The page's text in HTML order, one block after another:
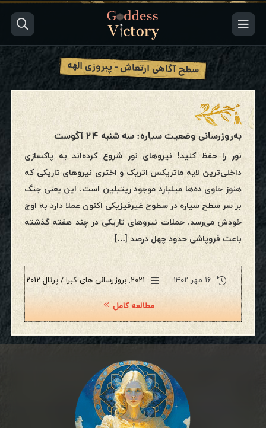
سطح آگاهی ارتعاش - پیروزی الهه
به‌روزرسانی وضعیت سیاره: سه شنبه ۲۴ آگوست
نور را حفظ کنید! نیروهای نور شروع کرده‌اند به پاکسازی
داخلی‌ترین لایه ماتریکس اتریک و اختری نیروهای تاریکی که
هنوز حاوی ده‌ها میلیارد موجود رپتیلین است. این یعنی جنگ
بر سر سطح سیاره در سطوح غیرفیزیکی اکنون عملا دارد به اوج
خودش می‌رسد. حملات نیروهای تاریکی در چند هفته گذشته
باعث فروپاشی حدود چهل درصد […]
۱۶ مهر ۱۴۰۲ 2021
, بروزرسانی های کبرا / پرتال 2012
مطالعه کامل